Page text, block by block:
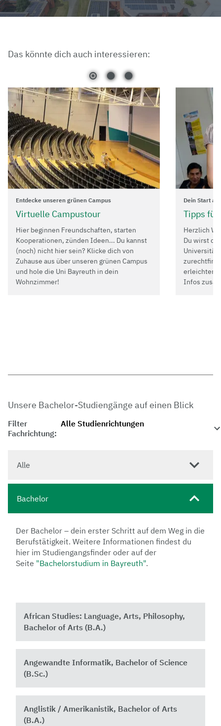
Das könnte dich auch interessieren:
Entdecke unseren grünen Campus
Virtuelle Campustour
Hier beginnen Freundschaften, starten
Kooperationen, zünden Ideen... Du kannst
(noch) nicht hier sein? Klicke dich von
Zuhause aus über unseren grünen Campus
und hole die Uni Bayreuth in dein
Wohnzimmer!
Dein Start
Tipps
Herzlich
Du wirst
Universität
erleichtern,
Infos
Unsere Bachelor-Studiengänge auf einen Blick
Filter
Fachrichtung:
Alle
Bachelor
Der Bachelor – dein erster Schritt auf dem Weg in die
Berufstätigkeit. Weitere Informationen findest du
hier im Studiengangsfinder oder auf der
Seite "Bachelorstudium in Bayreuth".
African Studies: Language, Arts, Philosophy,
Bachelor of Arts (B.A.)
Angewandte Informatik, Bachelor of Science
(B.Sc.)
Anglistik / Amerikanistik, Bachelor of Arts
(B.A.)